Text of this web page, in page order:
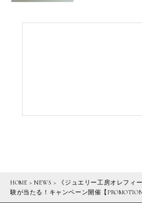
HOME >NEWS >
《ジュエリー工房オレフィ
験が当たる！キャンペーン開催【PROMOTION